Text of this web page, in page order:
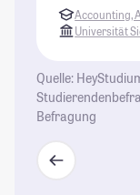
Accounting,
Universität
Quelle:
Befragung